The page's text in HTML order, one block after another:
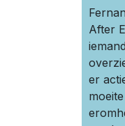
After
er